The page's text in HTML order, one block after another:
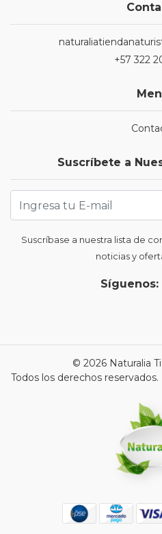
+57 322
Suscríbete a
Suscríbase a nuestra lista de
noticias y
Síguenos:
© 2026 Naturalia
Todos los derechos reservados.